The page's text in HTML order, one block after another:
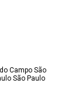
Campo São
São Paulo